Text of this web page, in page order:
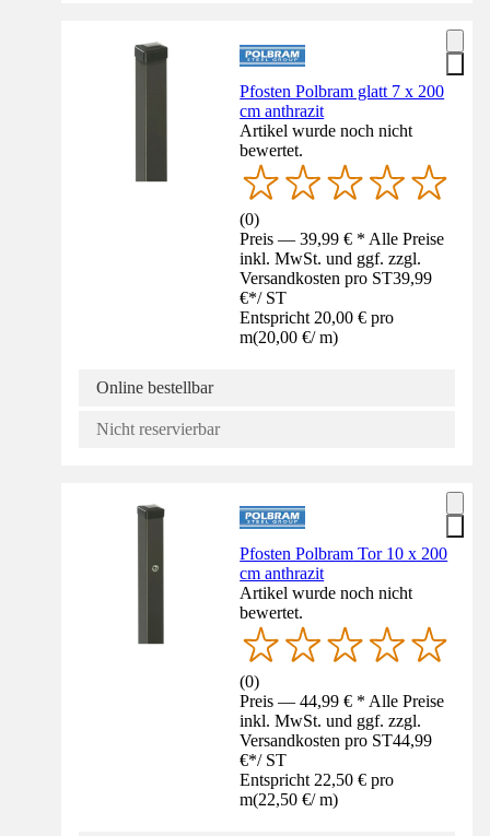
Pfosten Polbram glatt 7 x 200
cm anthrazit
Artikel wurde noch nicht
bewertet.
(0)
Preis — 39,99 € * Alle Preise
inkl. MwSt. und ggf. zzgl.
Versandkosten pro ST39,99
€*/ ST
Entspricht 20,00 € pro
m(20,00 €/ m)
Online bestellbar
Nicht reservierbar
Pfosten Polbram Tor 10 x 200
cm anthrazit
Artikel wurde noch nicht
bewertet.
(0)
Preis — 44,99 € * Alle Preise
inkl. MwSt. und ggf. zzgl.
Versandkosten pro ST44,99
€*/ ST
Entspricht 22,50 € pro
m(22,50 €/ m)